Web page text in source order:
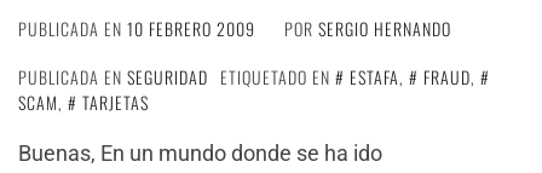
PUBLICADA EN 10 FEBRERO 2009 POR SERGIO HERNANDO
PUBLICADA EN SEGURIDAD ETIQUETADO EN ESTAFA, FRAUD,
SCAM,
TARJETAS
Buenas, En un mundo donde se ha ido